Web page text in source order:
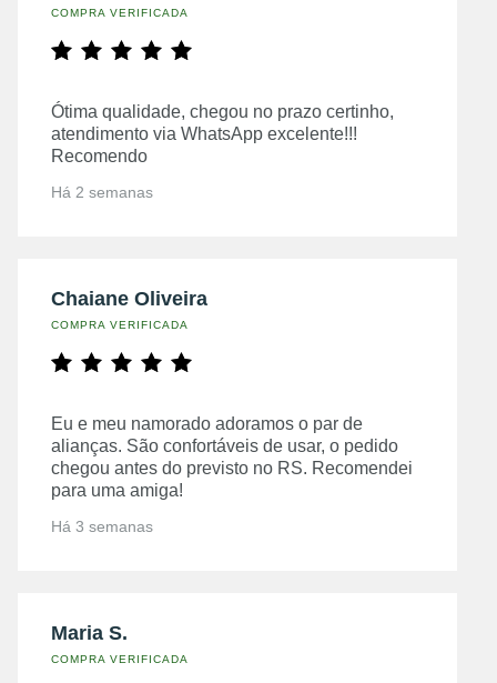
COMPRA VERIFICADA
Ótima qualidade, chegou no prazo certinho,
atendimento via WhatsApp excelente!!!
Recomendo
Há 2 semanas
Chaiane Oliveira
COMPRA VERIFICADA
Eu e meu namorado adoramos o par de
alianças. São confortáveis de usar, o pedido
chegou antes do previsto no RS. Recomendei
para uma amiga!
Há 3 semanas
Maria S.
COMPRA VERIFICADA